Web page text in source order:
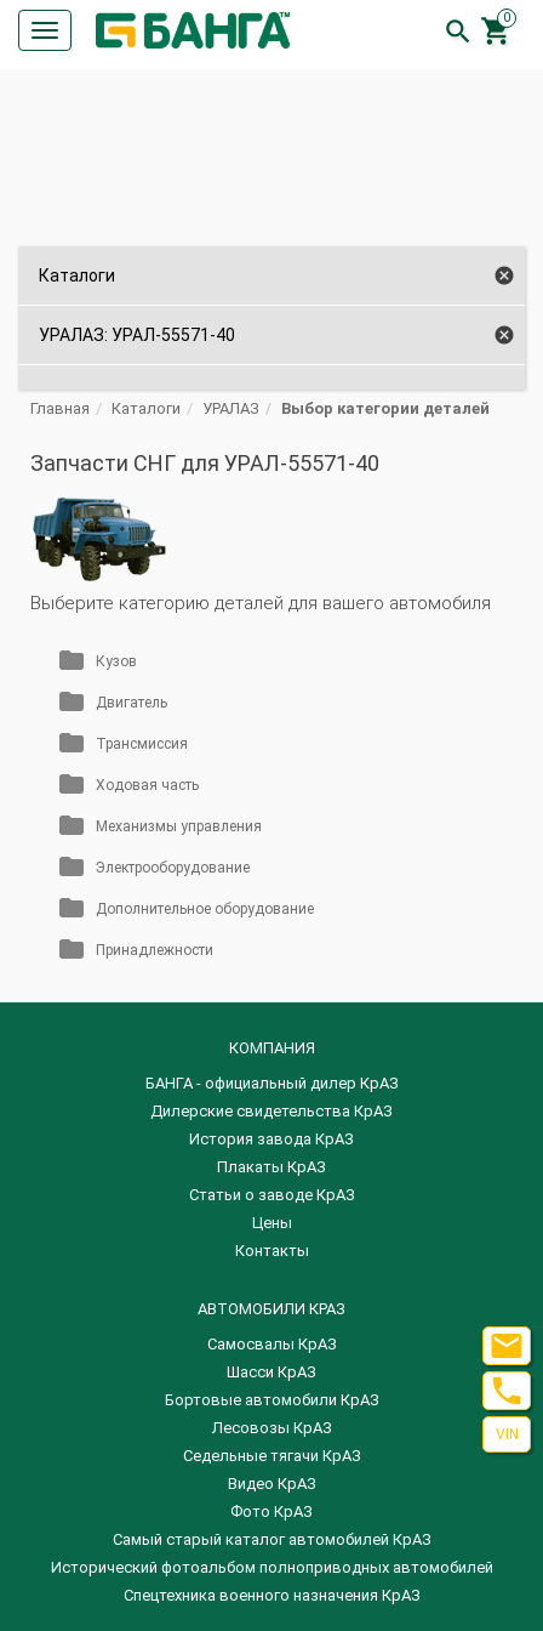
Кнопка
меню
0


Каталоги 
УРАЛАЗ: УРАЛ-55571-40 
Главная Каталоги УРАЛАЗ Выбор категории деталей
Запчасти СНГ для УРАЛ-55571-40
Выберите категорию деталей для вашего автомобиля
Кузов
Двигатель
Трансмиссия
Ходовая часть
Механизмы управления
Электрооборудование
Дополнительное оборудование
Принадлежности
КОМПАНИЯ
БАНГА - официальный дилер КрАЗ
Дилерские свидетельства КрАЗ
История завода КрАЗ
Плакаты КрАЗ
Статьи о заводе КрАЗ
Цены
Контакты
АВТОМОБИЛИ КРАЗ
Самосвалы КрАЗ
Шасси КрАЗ
Бортовые автомобили КрАЗ
Лесовозы КрАЗ
Седельные тягачи КрАЗ
Видео КрАЗ
Фото КрАЗ
Самый старый каталог автомобилей КрАЗ
Исторический фотоальбом полноприводных автомобилей
Спецтехника военного назначения КрАЗ


VIN